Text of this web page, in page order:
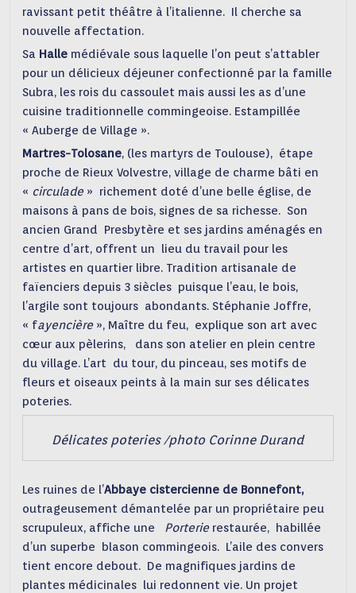
ravissant petit théâtre à l’italienne. Il cherche sa
nouvelle affectation.
Sa Halle médiévale sous laquelle l’on peut s’attabler
pour un délicieux déjeuner confectionné par la famille
Subra, les rois du cassoulet mais aussi les as d’une
cuisine traditionnelle commingeoise. Estampillée
« Auberge de Village ».
Martres-Tolosane, (les martyrs de Toulouse), étape
proche de Rieux Volvestre, village de charme bâti en
« circulade » richement doté d’une belle église, de
maisons à pans de bois, signes de sa richesse. Son
ancien Grand Presbytère et ses jardins aménagés en
centre d’art, offrent un lieu du travail pour les
artistes en quartier libre. Tradition artisanale de
faïenciers depuis 3 siècles puisque l’eau, le bois,
l’argile sont toujours abondants. Stéphanie Joffre,
« fayencière », Maître du feu, explique son art avec
cœur aux pèlerins, dans son atelier en plein centre
du village. L’art du tour, du pinceau, ses motifs de
fleurs et oiseaux peints à la main sur ses délicates
poteries.
Délicates poteries /photo Corinne Durand
Les ruines de l’Abbaye cistercienne de Bonnefont,
outrageusement démantelée par un propriétaire peu
scrupuleux, affiche une Porterie restaurée, habillée
d’un superbe blason commingeois. L’aile des convers
tient encore debout. De magnifiques jardins de
plantes médicinales lui redonnent vie. Un projet